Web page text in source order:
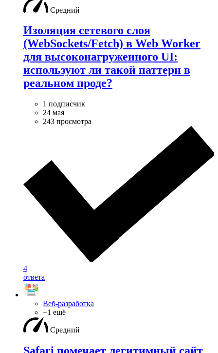
Средний
Изоляция сетевого слоя
(WebSockets/Fetch) в Web Worker
для высоконагруженного UI:
используют ли такой паттерн в
реальном проде?
1 подписчик
24 мая
243 просмотра
4
ответа
Веб-разработка
+1 ещё
Средний